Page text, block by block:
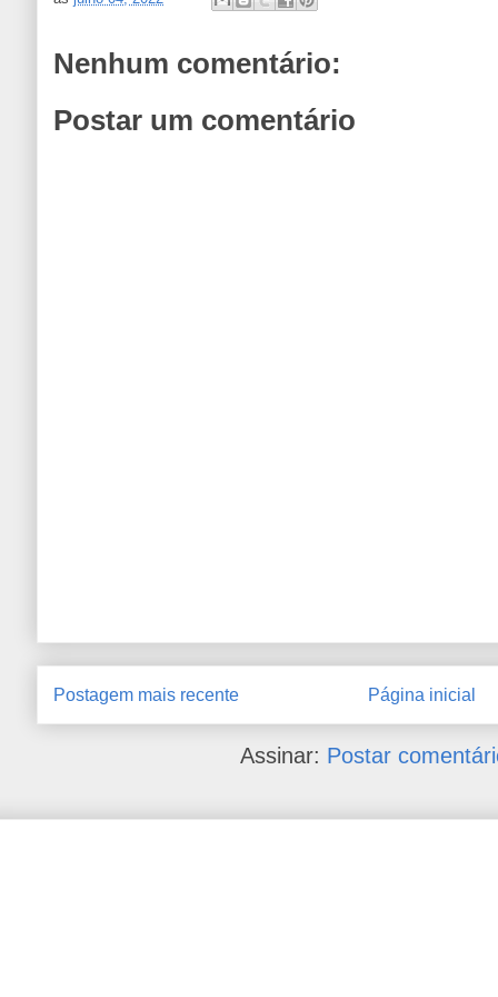
Nenhum comentário:
Postar um comentário
Postagem mais recente Página inicial
Assinar: Postar